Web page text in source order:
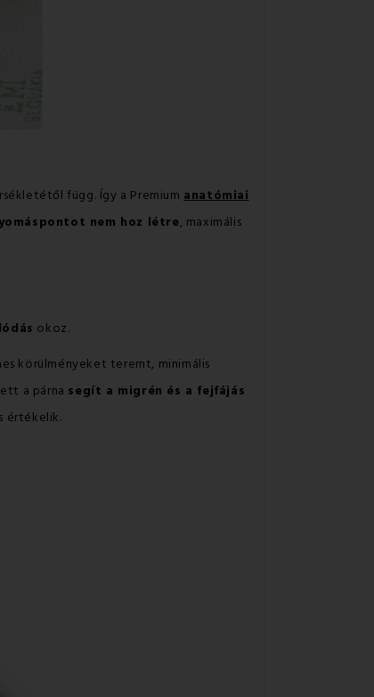
függ. Így a Premiumanatómiai
nem hoz létre, maximális
okoz.
körülményeket teremt, minimális
a párna segít a migrén és a fejfájás
értékelik.